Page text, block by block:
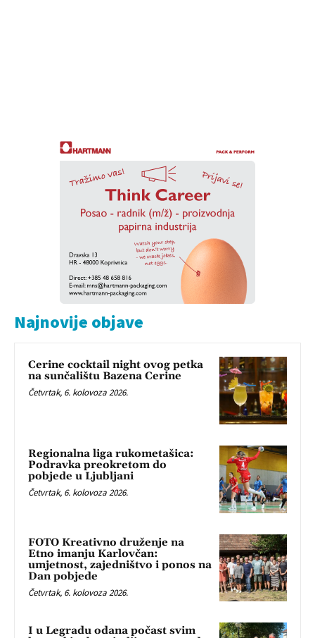
Najnovije objave
Cerine cocktail night ovog petka
na sunčalištu Bazena Cerine
Četvrtak, 6. kolovoza 2026.
Regionalna liga rukometašica:
Podravka preokretom do
pobjede u Ljubljani
Četvrtak, 6. kolovoza 2026.
FOTO Kreativno druženje na
Etno imanju Karlovčan:
umjetnost, zajedništvo i ponos na
Dan pobjede
Četvrtak, 6. kolovoza 2026.
I u Legradu odana počast svim